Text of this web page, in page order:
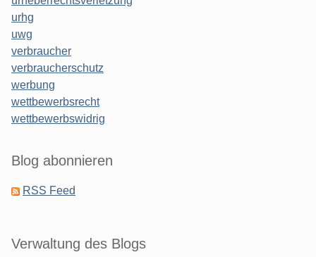
urhg
uwg
verbraucher
verbraucherschutz
werbung
wettbewerbsrecht
wettbewerbswidrig
Blog abonnieren
RSS Feed
Verwaltung des Blogs